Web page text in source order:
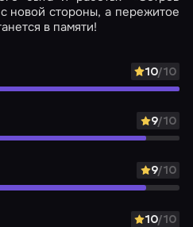
новой стороны, а пережитое
в памяти!
10/10
9/10
9/10
10/10